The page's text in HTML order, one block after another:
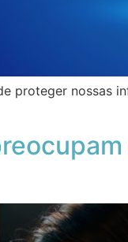
proteger nossas